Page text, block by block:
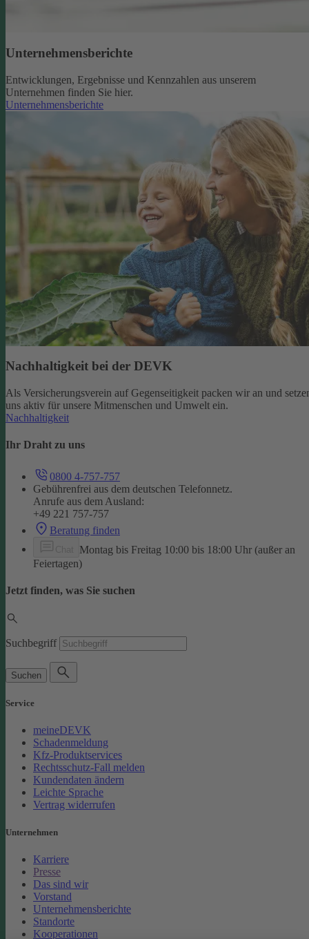
Unternehmensberichte
Entwicklungen, Ergebnisse und Kennzahlen aus unserem
Unternehmen finden Sie hier.
Unternehmensberichte
Nachhaltigkeit bei der DEVK
Als Versicherungsverein auf Gegenseitigkeit packen wir an und
uns aktiv für unsere Mitmenschen und Umwelt ein.
Nachhaltigkeit
Ihr Draht zu uns
0800 4-757-757
Gebührenfrei aus dem deutschen Telefonnetz.
Anrufe aus dem Ausland:
+49 221 757-757
Beratung finden
Montag bis Freitag 10:00 bis 18:00 Uhr (außer an
Feiertagen)
Jetzt finden, was Sie suchen
Suchbegriff
Suchen
Service
meineDEVK
Schadenmeldung
Kfz-Produktservices
Rechtsschutz-Fall melden
Kundendaten ändern
Leichte Sprache
Vertrag widerrufen
Unternehmen
Karriere
Presse
Das sind wir
Vorstand
Unternehmensberichte
Standorte
Kooperationen